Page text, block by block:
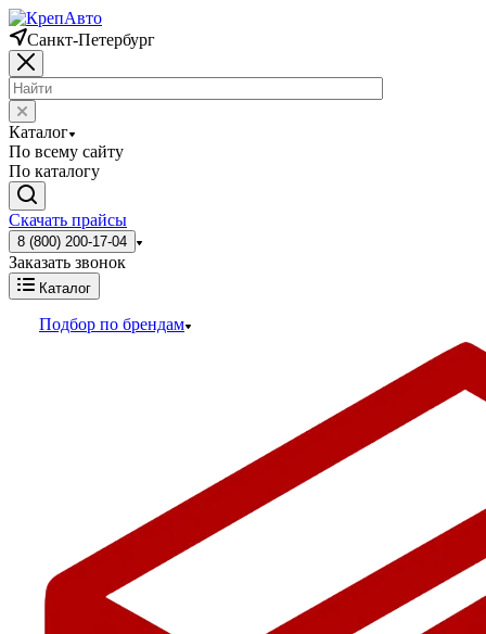
Санкт-Петербург
Каталог
По всему сайту
По каталогу
Скачать прайсы
8 (800) 200-17-04
Заказать звонок
Каталог
Подбор по брендам